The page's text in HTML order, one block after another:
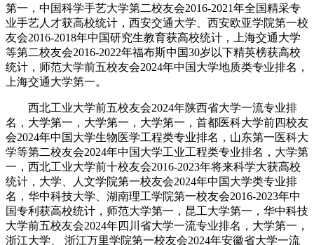
第一，中国科学手艺大学第二校友会2016-2021年全国精采专
业手艺人才获高校统计，西安交通大学、西安欧亚学院第一校
友会2016-2018年中国研究生教育获高校统计，上海交通大学
等第二校友会2016-2022年福布斯中国30岁以下精英榜获高校
统计，师范大学前五校友会2024年中国大学地质类专业排名，
上海交通大学第一。
西北工业大学前五校友会2024年陕西省大学一流专业排
名，大学第一，大学第一，大学第一，首都医科大学前四校友
会2024年中国大学生物医学工程类专业排名，山东第一医科大
学等第二校友会2024年中国大学工业工程类专业排名，大学第
一，西北工业大学前十校友会2016-2023年将来科学大获高校
统计，大学、人文学院第一校友会2024年中国大学类专业排
名，华中科技大学、湖南理工学院第一校友会2016-2023年中
国专利获高校统计，师范大学第一，昆工大学第一，华中科技
大学前五校友会2024年四川省大学一流专业排名，大学第一，
浙江大学、 浙江万里学院第一校友会2024年安徽省大学一流